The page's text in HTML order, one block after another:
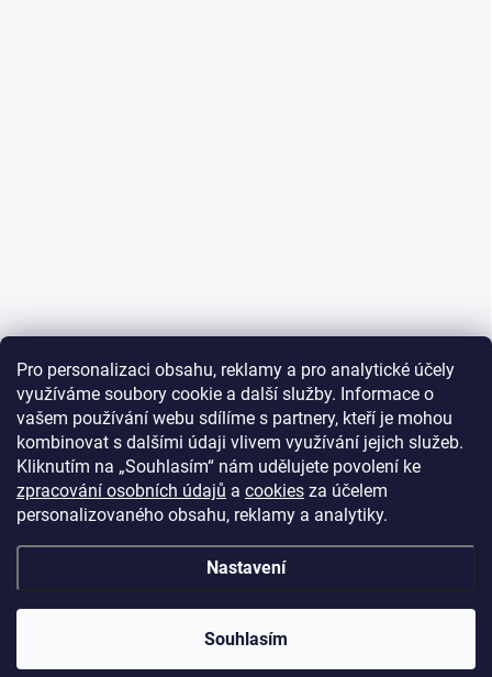
Pro personalizaci obsahu, reklamy a pro analytické účely
využíváme soubory cookie a další služby. Informace o
vašem používání webu sdílíme s partnery, kteří je mohou
kombinovat s dalšími údaji vlivem využívání jejich služeb.
Kliknutím na „Souhlasím“ nám udělujete povolení ke
zpracování osobních údajů a cookies za účelem
personalizovaného obsahu, reklamy a analytiky.
Nastavení
Souhlasím